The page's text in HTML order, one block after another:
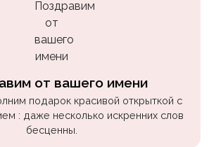
от вашего имени
подарок красивой открыткой с
: даже несколько искренних слов
бесценны.